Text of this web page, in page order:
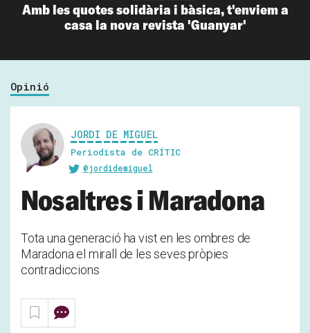
Amb les quotes solidària i bàsica, t'enviem a
casa la nova revista 'Guanyar'
Opinió
JORDI DE MIGUEL
Periodista de CRÍTIC
@jordidemiguel
Nosaltres i Maradona
Tota una generació ha vist en les ombres de
Maradona el mirall de les seves pròpies
contradiccions